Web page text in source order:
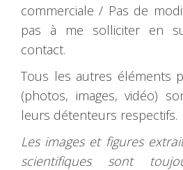
commerciale / Pas de
pas à me solliciter en
contact.
Tous les autres éléments
(photos, images, vidéo)
leurs détenteurs respectifs.
Les images et figures
scientifiques sont